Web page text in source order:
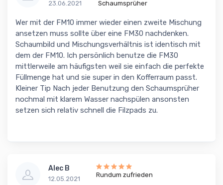
23.06.2021
Schaumsprüher
Wer mit der FM10 immer wieder einen zweite Mischung
ansetzen muss sollte über eine FM30 nachdenken.
Schaumbild und Mischungsverhältnis ist identisch mit
dem der FM10. Ich persönlich benutze die FM30
mittlerweile am häufigsten weil sie einfach die perfekte
Füllmenge hat und sie super in den Kofferraum passt.
Kleiner Tip Nach jeder Benutzung den Schaumsprüher
nochmal mit klarem Wasser nachspülen ansonsten
setzen sich relativ schnell die Filzpads zu.
Alec B
12.05.2021
Rundum zufrieden